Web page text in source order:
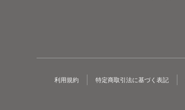
利用規約 特定商取引法に基づく表記